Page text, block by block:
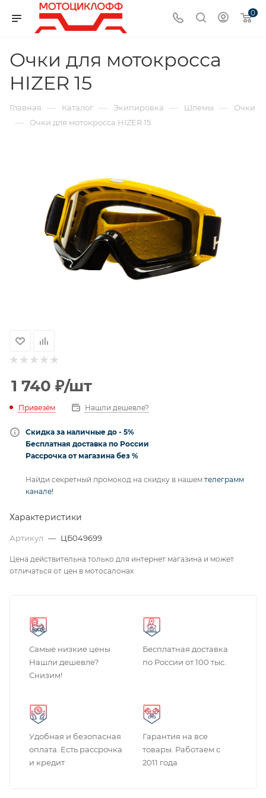
0
Очки для мотокросса
HIZER 15
Главная — Каталог — Экипировка — Шлемы — Очки
— Очки для мотокросса HIZER 15
1 740 ₽/шт
Привезём Нашли дешевле?
Скидка за наличные до - 5%
Бесплатная доставка по России
Рассрочка от магазина без %
Найди секретный промокод на скидку в нашем телеграмм
канале!
Характеристики
Артикул — ЦБ049699
Цена действительна только для интернет магазина и может
отличаться от цен в мотосалонах
Самые низкие цены
Нашли дешевле?
Снизим!
Бесплатная доставка
по России от 100 тыс.
Удобная и безопасная
оплата. Есть рассрочка
и кредит
Гарантия на все
товары. Работаем с
2011 года